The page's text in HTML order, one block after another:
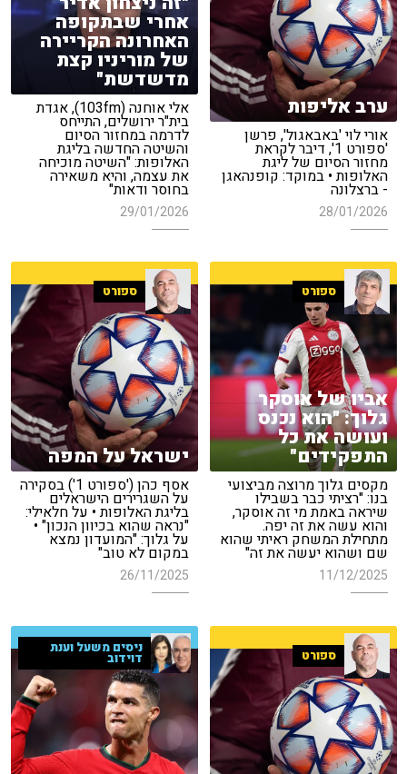
אחרי שבתקופה
האחרונה הקריירה
של מוריניו קצת
מדשדשת"
אלי אוחנה (103fm), אגדת
בית"ר ירושלים, התייחס
לדרמה במחזור הסיום
והשיטה החדשה בליגת
האלופות: "השיטה מוכיחה
את עצמה, והיא משאירה
בחוסר ודאות"
29/01/2026
ערב אליפות
אורי לוי 'באבאגול', פרשן
'ספורט 1', דיבר לקראת
מחזור הסיום של ליגת
האלופות • במוקד: קופנהאגן
- ברצלונה
28/01/2026
ספורט
אביו של אוסקר
גלוך: "הוא נכנס
ועושה את כל
התפקידים"
מקסים גלוך מרוצה מביצועי
בנו: "רציתי כבר בשבילו
שיראה באמת מי זה אוסקר,
והוא עשה את זה יפה.
מתחילת המשחק ראיתי שהוא
שם ושהוא יעשה את זה"
11/12/2025
ספורט
ישראל על המפה
אסף כהן ('ספורט 1') בסקירה
על השגרירים הישראלים
בליגת האלופות • על חלאילי:
"נראה שהוא בכיוון הנכון" •
על גלוך: "המועדון נמצא
במקום לא טוב"
26/11/2025
ספורט ניסים משעל וענת
דוידוב